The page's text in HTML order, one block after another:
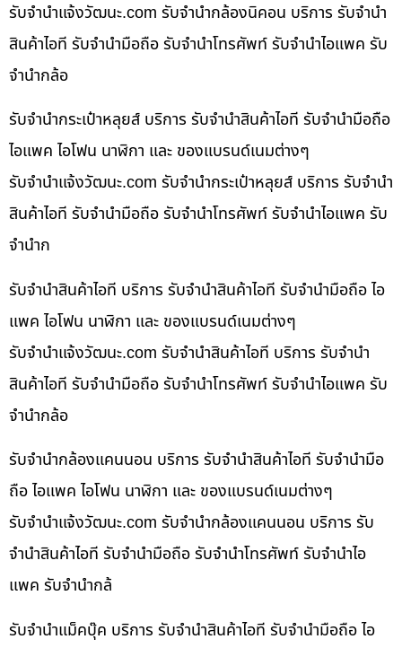
รับจํานําแจ้งวัฒนะ.com รับจำนำกล้องนิคอน บริการ รับจำนำ
สินค้าไอที รับจำนำมือถือ รับจำนำโทรศัพท์ รับจำนำไอแพค รับ
จำนำกล้อ
รับจำนำกระเป๋าหลุยส์ บริการ รับจำนำสินค้าไอที รับจำนำมือถือ
ไอแพค ไอโฟน นาฬิกา และ ของแบรนด์เนมต่างๆ
รับจํานําแจ้งวัฒนะ.com รับจำนำกระเป๋าหลุยส์ บริการ รับจำนำ
สินค้าไอที รับจำนำมือถือ รับจำนำโทรศัพท์ รับจำนำไอแพค รับ
จำนำก
รับจำนำสินค้าไอที บริการ รับจำนำสินค้าไอที รับจำนำมือถือ ไอ
แพค ไอโฟน นาฬิกา และ ของแบรนด์เนมต่างๆ
รับจํานําแจ้งวัฒนะ.com รับจำนำสินค้าไอที บริการ รับจำนำ
สินค้าไอที รับจำนำมือถือ รับจำนำโทรศัพท์ รับจำนำไอแพค รับ
จำนำกล้อ
รับจำนำกล้องแคนนอน บริการ รับจำนำสินค้าไอที รับจำนำมือ
ถือ ไอแพค ไอโฟน นาฬิกา และ ของแบรนด์เนมต่างๆ
รับจํานําแจ้งวัฒนะ.com รับจำนำกล้องแคนนอน บริการ รับ
จำนำสินค้าไอที รับจำนำมือถือ รับจำนำโทรศัพท์ รับจำนำไอ
แพค รับจำนำกล้
รับจำนำแม็คบุ๊ค บริการ รับจำนำสินค้าไอที รับจำนำมือถือ ไอ